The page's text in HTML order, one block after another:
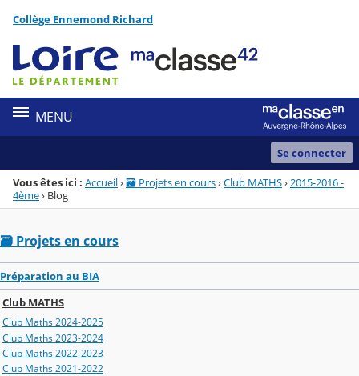
Menu de la rubrique
Contenu
Collège Ennemond Richard
MENU
Se connecter
Vous êtes ici : Accueil›🗃️ Projets en cours›Club MATHS› 2015-2016 -
4ème› Blog
🗃️ Projets en cours
Préparation au BIA
Club MATHS
Club Maths 2024-2025
Club Maths 2023-2024
Club Maths 2022-2023
Club Maths 2021-2022